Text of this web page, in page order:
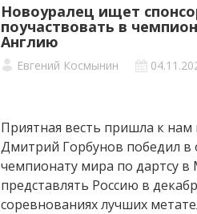
Новоуралец ищет
поучаствовать в
Англию
Евгений Космынин
Приятная весть пришла к
Дмитрий Горбунов победил в
чемпионату мира по дартсу в
представлять Россию в
соревнованиях лучших